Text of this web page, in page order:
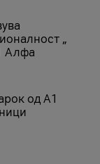
„
Алфа
од А1